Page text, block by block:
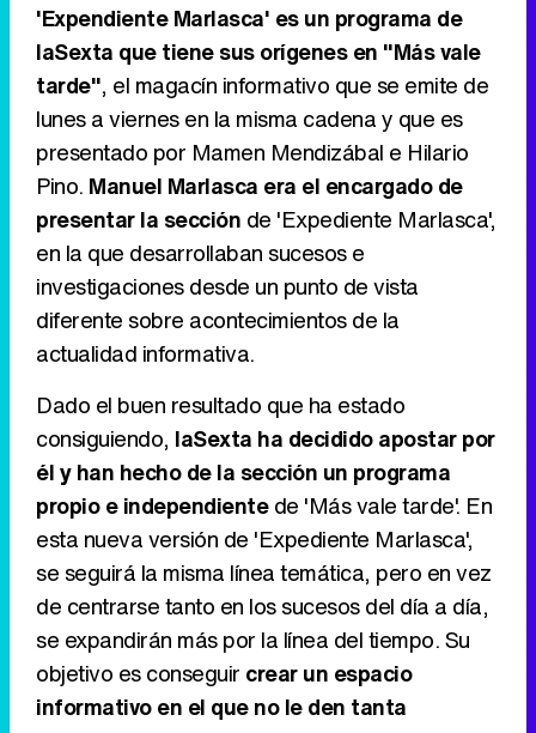
Tráiler de '33 días', la nueva serie de Atresplayer con Julián Villagrán y José Manuel Poga
Tráiler en catalán de 'Ravalear', la nueva serie de HBO Max sobre los fondos buitre
Canción ganadora de Eurovisión 2026: DARA con "Bangaranga" por Bulgaria
'Expendiente Marlasca' es un programa de
laSexta que tiene sus orígenes en "Más vale
tarde", el magacín informativo que se emite de
lunes a viernes en la misma cadena y que es
presentado por Mamen Mendizábal e Hilario
Pino. Manuel Marlasca era el encargado de
presentar la sección de 'Expediente Marlasca',
en la que desarrollaban sucesos e
investigaciones desde un punto de vista
diferente sobre acontecimientos de la
actualidad informativa.
Dado el buen resultado que ha estado
consiguiendo, laSexta ha decidido apostar por
él y han hecho de la sección un programa
propio e independientede 'Más vale tarde'. En
esta nueva versión de 'Expediente Marlasca',
se seguirá la misma línea temática, pero en vez
de centrarse tanto en los sucesos del día a día,
se expandirán más por la línea del tiempo. Su
objetivo es conseguir crear un espacio
informativo en el que no le den tanta